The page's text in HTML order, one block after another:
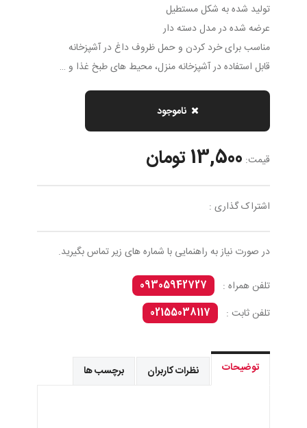
تولید شده به شکل مستطیل
عرضه شده در مدل دسته دار
مناسب برای خرد کردن و حمل ظروف داغ در آشپزخانه
قابل استفاده در آشپزخانه منزل، محیط های طبخ غذا و …
ناموجود
قیمت: 13,500 تومان
اشتراک گذاری :
در صورت نیاز به راهنمایی با شماره های زیر تماس بگیرید.
تلفن همراه :
09305942727
تلفن ثابت :
02155038117
توضیحات نظرات کاربران برچسب ها